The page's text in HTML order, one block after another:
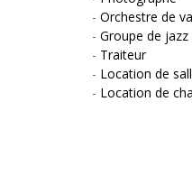
- Orchestre de
- Groupe de jazz
- Traiteur
- Location de
- Location de